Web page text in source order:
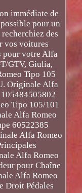
immédiate de
pour un
des
vos voitures
pour votre Alfa
GTV, Giulia,
Tipo 105
Originale Alfa
Tipo 105/101
Alfa Romeo
60522385
Alfa Romeo
Alfa Romeo
pour Chaîne
Alfa Romeo
Droit Pédales